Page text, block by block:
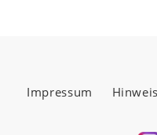
Impressum